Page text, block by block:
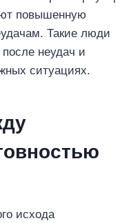
повышенную
Такие люди
неудач и
ситуациях.
исхода